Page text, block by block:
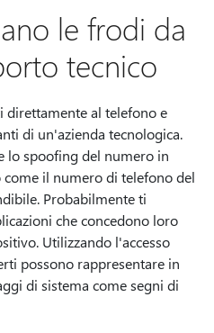
le frodi da
tecnico
al telefono e
di un'azienda tecnologica.
lo spoofing del numero in
il numero di telefono del
Probabilmente ti
che concedono loro
Utilizzando l'accesso
possono rappresentare in
di sistema come segni di